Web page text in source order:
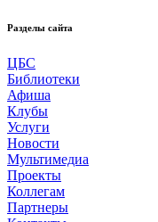
Разделы сайта
ЦБС
Библиотеки
Афиша
Клубы
Услуги
Новости
Мультимедиа
Проекты
Коллегам
Партнеры